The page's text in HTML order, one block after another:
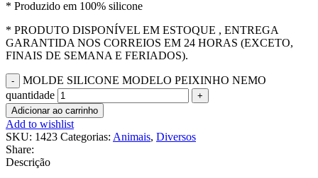
* Produzido em 100% silicone
* PRODUTO DISPONÍVEL EM ESTOQUE , ENTREGA
GARANTIDA NOS CORREIOS EM 24 HORAS (EXCETO,
FINAIS DE SEMANA E FERIADOS).
MOLDE SILICONE MODELO PEIXINHO NEMO
quantidade
Adicionar ao carrinho
Add to wishlist
SKU: 1423 Categorias: Animais, Diversos
Share:
Descrição